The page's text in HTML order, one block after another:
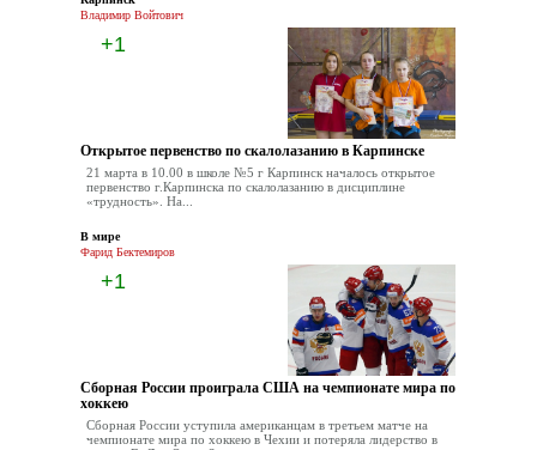
Владимир Войтович
+1
Открытое первенство по скалолазанию в Карпинске
21 марта в 10.00 в школе №5 г Карпинск началось открытое
первенство г.Карпинска по скалолазанию в дисциплине
«трудность». На...
В мире
Фарид Бектемиров
+1
Сборная России проиграла США на чемпионате мира по
хоккею
Сборная России уступила американцам в третьем матче на
чемпионате мира по хоккею в Чехии и потеряла лидерство в